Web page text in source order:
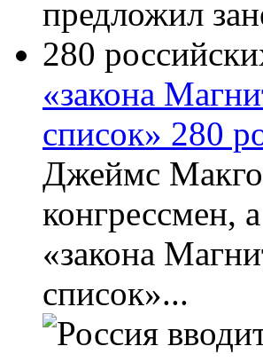
«закона
список» 280
Джеймс
конгрессмен,
«закона
список»...